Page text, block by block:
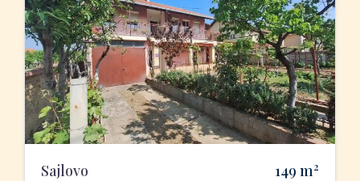
Sajlovo 149 m2